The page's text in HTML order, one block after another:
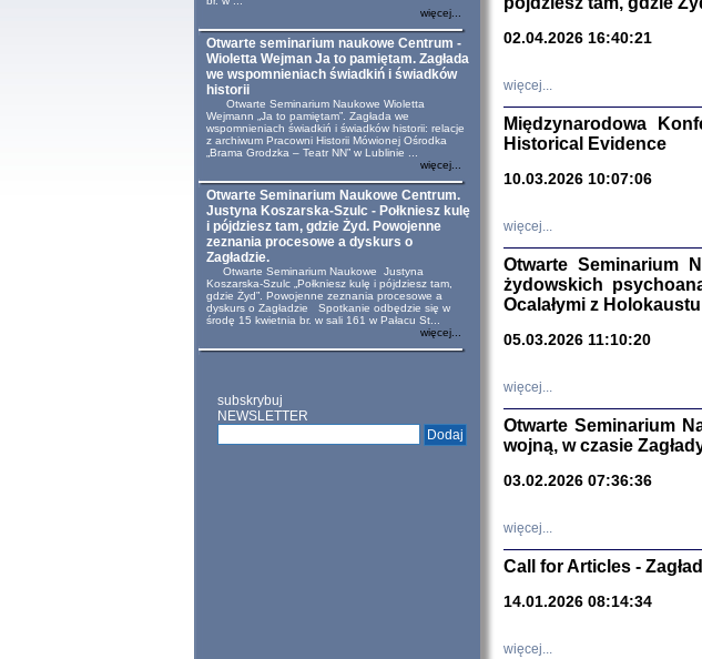
więcej...
Otwarte seminarium naukowe Centrum -
Wioletta Wejman Ja to pamiętam. Zagłada
we wspomnieniach świadkiń i świadków
historii
Otwarte Seminarium Naukowe Wioletta
Wejmann „Ja to pamiętam”. Zagłada we
wspomnieniach świadkiń i świadków historii: relacje
z archiwum Pracowni Historii Mówionej Ośrodka
„Brama Grodzka – Teatr NN” w Lublinie ...
więcej...
Otwarte Seminarium Naukowe Centrum.
Justyna Koszarska-Szulc - Połkniesz kulę
i pójdziesz tam, gdzie Żyd. Powojenne
zeznania procesowe a dyskurs o
Zagładzie.
Otwarte Seminarium Naukowe Justyna
Koszarska-Szulc „Połkniesz kulę i pójdziesz tam,
gdzie Żyd”. Powojenne zeznania procesowe a
dyskurs o Zagładzie Spotkanie odbędzie się w
środę 15 kwietnia br. w sali 161 w Pałacu St...
więcej...
subskrybuj
NEWSLETTER
02.04.2026 16:40:21
więcej...
Międzynarodowa
Historical Evidence
10.03.2026 10:07:06
więcej...
Otwarte Seminarium
żydowskich
Ocalałymi z Holokaustu
05.03.2026 11:10:20
więcej...
Otwarte Seminarium
wojną, w czasie
03.02.2026 07:36:36
więcej...
Call for Articles -
14.01.2026 08:14:34
więcej...